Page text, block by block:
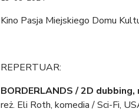
Kino Pasja Miejskiego Domu
REPERTUAR:
BORDERLANDS / 2D dubbing,
reż. Eli Roth, komedia / Sci-Fi,